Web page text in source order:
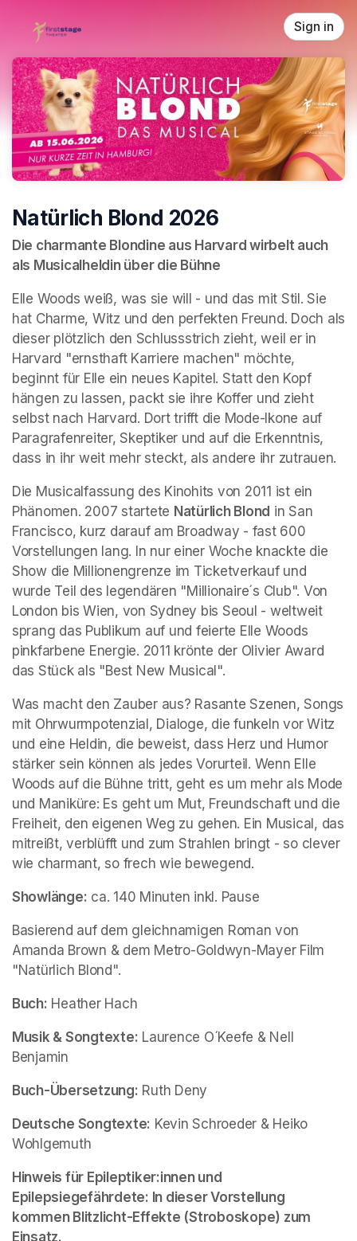
Sign in
Natürlich Blond 2026
Die charmante Blondine aus Harvard wirbelt auch
als Musicalheldin über die Bühne
Elle Woods weiß, was sie will - und das mit Stil. Sie
hat Charme, Witz und den perfekten Freund. Doch als
dieser plötzlich den Schlussstrich zieht, weil er in
Harvard "ernsthaft Karriere machen" möchte,
beginnt für Elle ein neues Kapitel. Statt den Kopf
hängen zu lassen, packt sie ihre Koffer und zieht
selbst nach Harvard. Dort trifft die Mode-Ikone auf
Paragrafenreiter, Skeptiker und auf die Erkenntnis,
dass in ihr weit mehr steckt, als andere ihr zutrauen.
Die Musicalfassung des Kinohits von 2011 ist ein
Phänomen. 2007 startete Natürlich Blond in San
Francisco, kurz darauf am Broadway - fast 600
Vorstellungen lang. In nur einer Woche knackte die
Show die Millionengrenze im Ticketverkauf und
wurde Teil des legendären "Millionaire´s Club". Von
London bis Wien, von Sydney bis Seoul - weltweit
sprang das Publikum auf und feierte Elle Woods
pinkfarbene Energie. 2011 krönte der Olivier Award
das Stück als "Best New Musical".
Was macht den Zauber aus? Rasante Szenen, Songs
mit Ohrwurmpotenzial, Dialoge, die funkeln vor Witz
und eine Heldin, die beweist, dass Herz und Humor
stärker sein können als jedes Vorurteil. Wenn Elle
Woods auf die Bühne tritt, geht es um mehr als Mode
und Maniküre: Es geht um Mut, Freundschaft und die
Freiheit, den eigenen Weg zu gehen. Ein Musical, das
mitreißt, verblüfft und zum Strahlen bringt - so clever
wie charmant, so frech wie bewegend.
Showlänge: ca. 140 Minuten inkl. Pause
Basierend auf dem gleichnamigen Roman von
Amanda Brown & dem Metro-Goldwyn-Mayer Film
"Natürlich Blond".
Buch: Heather Hach
Musik & Songtexte: Laurence O´Keefe & Nell
Benjamin
Buch-Übersetzung: Ruth Deny
Deutsche Songtexte: Kevin Schroeder & Heiko
Wohlgemuth
Hinweis für Epileptiker:innen und
Epilepsiegefährdete: In dieser Vorstellung
kommen Blitzlicht-Effekte (Stroboskope) zum
Einsatz.